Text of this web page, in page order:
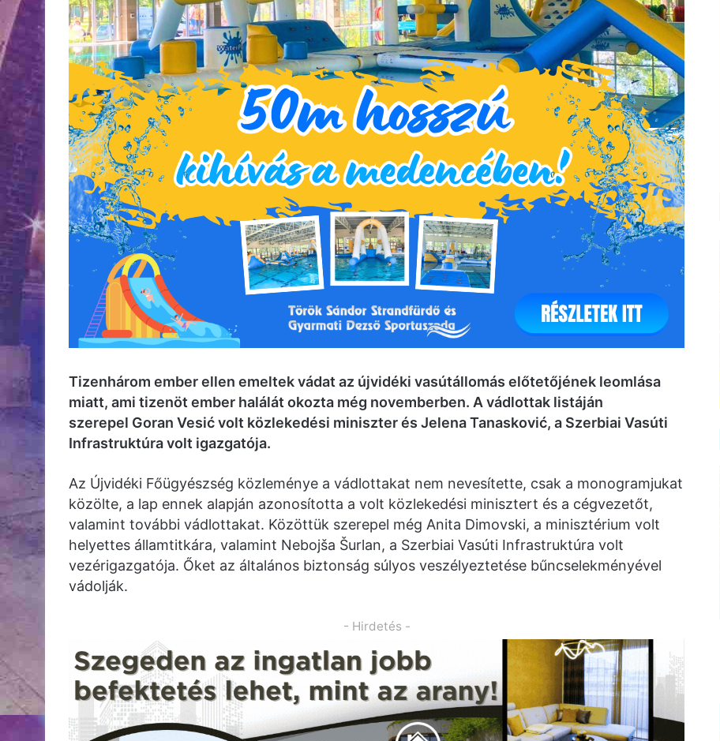
Tizenhárom ember ellen emeltek vádat az újvidéki vasútállomás előtetőjének leomlása
miatt, ami tizenöt ember halálát okozta még novemberben. A vádlottak listáján
szerepel Goran Vesić volt közlekedési miniszter és Jelena Tanasković, a Szerbiai Vasúti
Infrastruktúra volt igazgatója.
Az Újvidéki Főügyészség közleménye a vádlottakat nem nevesítette, csak a monogramjukat
közölte, a lap ennek alapján azonosította a volt közlekedési minisztert és a cégvezetőt,
valamint további vádlottakat. Közöttük szerepel még Anita Dimovski, a minisztérium volt
helyettes államtitkára, valamint Nebojša Šurlan, a Szerbiai Vasúti Infrastruktúra volt
vezérigazgatója. Őket az általános biztonság súlyos veszélyeztetése bűncselekményével
vádolják.
- Hirdetés -